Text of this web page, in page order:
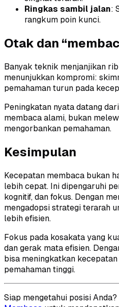
Ringkas sambil jalan:
rangkum poin kunci.
Otak dan
Banyak teknik menjanjikan
menunjukkan kompromi:
pemahaman turun pada
Peningkatan nyata datang
membaca alami, bukan
mengorbankan pemahaman.
Kesimpulan
Kecepatan membaca bukan
lebih cepat. Ini dipengaruhi
kognitif, dan fokus. Dengan
mengadopsi strategi terarah
lebih efisien.
Fokus pada kosakata yang
dan gerak mata efisien.
bisa meningkatkan
pemahaman tinggi.
Siap mengetahui posisi Anda?